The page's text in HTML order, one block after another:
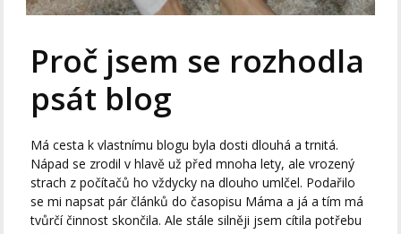
Proč jsem se rozhodla
psát blog
Má cesta k vlastnímu blogu byla dosti dlouhá a trnitá.
Nápad se zrodil v hlavě už před mnoha lety, ale vrozený
strach z počítačů ho vždycky na dlouho umlčel. Podařilo
se mi napsat pár článků do časopisu Máma a já a tím má
tvůrčí činnost skončila. Ale stále silněji jsem cítila potřebu